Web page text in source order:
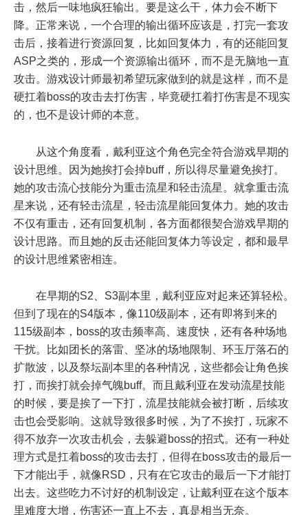
击，然后一味地疯狂输出。要是这么干，体力会不断下
降。正常来说，一个合理的输出循环应该是，打完一套攻
击后，接着进行资源回复，比如回复体力，有的还能回复
ASP之类的，形成一个资源输出循环，而不是无脑地一直
攻击。游戏设计师最初希望玩家做到的就是这样，而不是
硬扛着boss的攻击去打伤害，毕竟硬扛着打伤害是不现实
的，也不是设计师的本意。
从这个角度看，戴利亚这个角色完全符合游戏早期的
设计思维。因为她挨打会掉buff，所以得尽量避免挨打。
她的攻击流心技能分为重击流星和轻击流星。就拿重击流
星来说，还有轻击流星，轻击流星能回复体力。她的攻击
不仅有重击，还有回复机制，各方面都很契合游戏早期的
设计思路。而且她的反击还能回复体力等设定，都和最早
的设计思维紧密相连。
在早期的S2、S3副本里，戴利亚应对起来还算轻松。
但到了现在的S4版本，像110级副本，还有即将到来的
115级副本，boss的攻击频率高、速度快，还有各种场地
干扰。比如团长的落雷、坚冰的场地限制、环玉厅落石的
扩散波，以及祭坛副本里的各种情况，这些都会让角色挨
打，而挨打就会掉气魄buff。而且戴利亚在发动流星技能
的时候，要是挨了一下打，流星技能就会被打断，后续攻
击也会受影响。这就导致很多时候，为了不挨打，玩家不
得不放弃一次攻击机会，去躲避boss的招式。还有一种处
理方式是扛着boss的攻击去打，但得在boss攻击的最后一
下才能出手，就像RSD，只有在它攻击的最后一下才能打
出去。这些吃力不讨好的机制设定，让戴利亚在这个版本
里难度大增，伤害还一直上不去，真是相当无奈。